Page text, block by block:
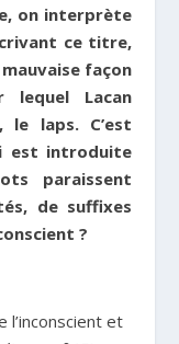
on interprète
ce titre,
façon
lequel Lacan
le laps. C’est
est introduite
paraissent
de suffixes
?
l’inconscient et